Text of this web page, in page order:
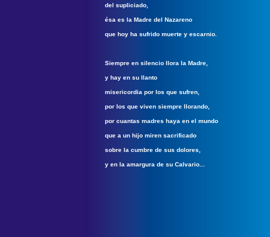
del supliciado,
ésa es la Madre del Nazareno
que hoy ha sufrido muerte y escarnio.
Siempre en silencio llora la Madre,
y hay en su llanto
misericordia por los que sufren,
por los que viven siempre llorando,
por cuantas madres haya en el mundo
que a un hijo miren sacrificado
sobre la cumbre de sus dolores,
y en la amargura de su Calvario...